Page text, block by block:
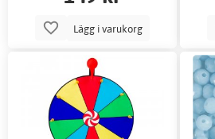
Lägg i varukorg